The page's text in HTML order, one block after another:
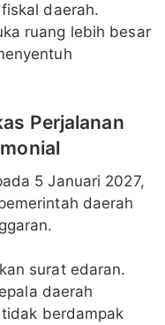
daerah.
ruang lebih besar
Perjalanan
5 Januari 2027,
daerah
surat edaran.
daerah
berdampak